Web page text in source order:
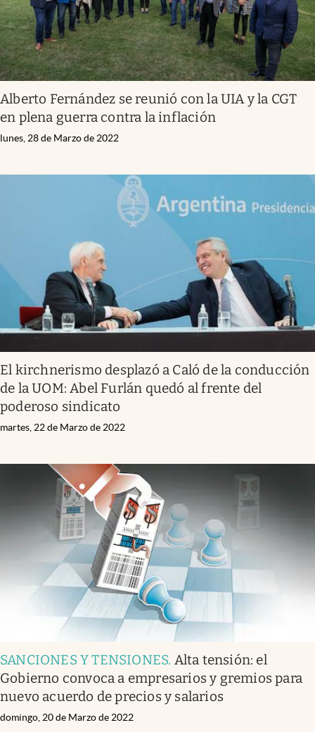
Alberto Fernández se reunió con la UIA y la CGT
en plena guerra contra la inflación
lunes, 28 de Marzo de 2022
El kirchnerismo desplazó a Caló de la conducción
de la UOM: Abel Furlán quedó al frente del
poderoso sindicato
martes, 22 de Marzo de 2022
SANCIONES Y TENSIONES. Alta tensión: el
Gobierno convoca a empresarios y gremios para
nuevo acuerdo de precios y salarios
domingo, 20 de Marzo de 2022